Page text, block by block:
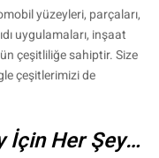
yüzeyleri, parçaları,
uygulamaları, inşaat
çeşitliliğe sahiptir. Size
çeşitlerimizi de
İçin Her Şey…